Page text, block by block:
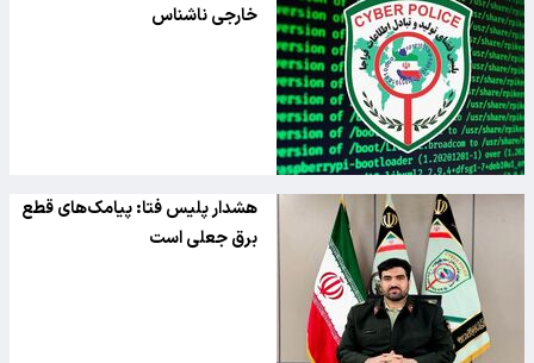
خارجی ناشناس
هشدار پلیس فتا: پیامک‌های قطع
برق جعلی است